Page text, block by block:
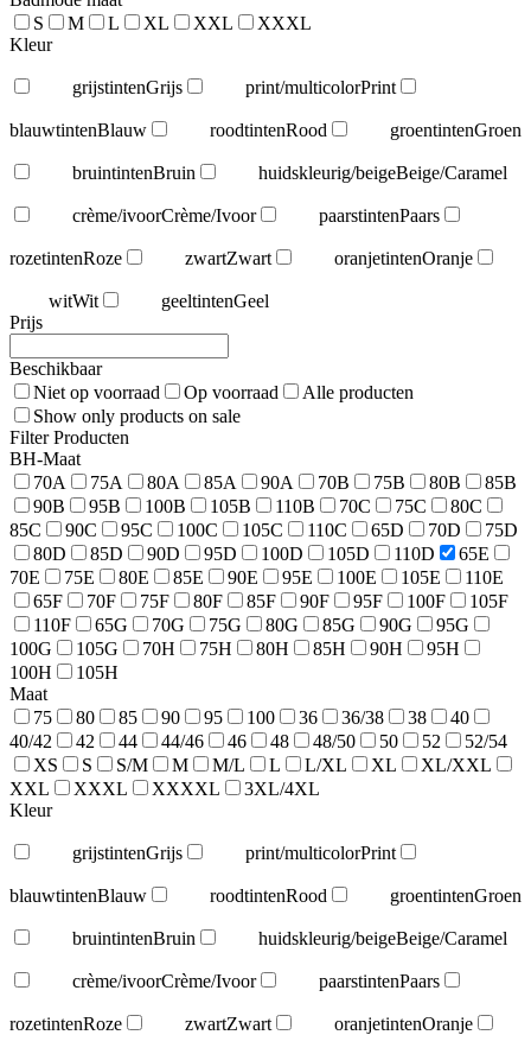
S
M L XL XXL
XXXL
Kleur
grijstintenGrijs print/multicolorPrint
blauwtintenBlauw roodtintenRood groentintenGroen
bruintintenBruin huidskleurig/beigeBeige/Caramel
crème/ivoorCrème/Ivoor paarstintenPaars
rozetintenRoze zwartZwart oranjetintenOranje
witWit geeltintenGeel
Prijs
Beschikbaar
Niet op voorraad
Op voorraad
Alle producten
Show only products on sale
Filter Producten
BH-Maat
70A
75A 80A 85A 90A 70B 75B 80B
85B
90B
95B 100B 105B 110B 70C 75C
80C
85C
90C 95C 100C 105C 110C 65D 70D
75D
80D
85D 90D 95D 100D 105D 110D
65E
70E
75E 80E 85E 90E 95E 100E 105E
110E
65F
70F 75F 80F 85F 90F 95F 100F
105F
110F
65G 70G 75G 80G 85G 90G
95G
100G
105G 70H 75H 80H 85H 90H
95H
100H
105H
Maat
75
80 85 90 95 100 36 36/38 38
40
40/42
42 44 44/46 46 48 48/50 50 52
52/54
XS
S S/M M M/L L L/XL XL
XL/XXL
XXL
XXXL XXXXL
3XL/4XL
Kleur
grijstintenGrijs print/multicolorPrint
blauwtintenBlauw roodtintenRood groentintenGroen
bruintintenBruin huidskleurig/beigeBeige/Caramel
crème/ivoorCrème/Ivoor paarstintenPaars
rozetintenRoze zwartZwart oranjetintenOranje